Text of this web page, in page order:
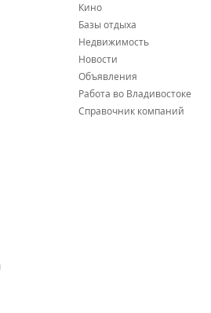
Кино
Базы отдыха
Недвижимость
Новости
Объявления
Работа во Владивостоке
Справочник компаний